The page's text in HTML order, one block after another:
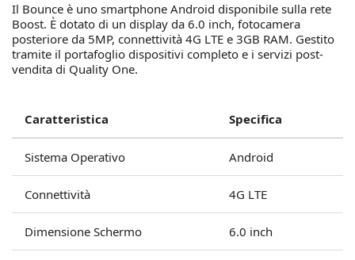
Il Bounce è uno smartphone Android disponibile sulla rete
Boost. È dotato di un display da 6.0 inch, fotocamera
posteriore da 5MP, connettività 4G LTE e 3GB RAM. Gestito
tramite il portafoglio dispositivi completo e i servizi post-
vendita di Quality One.
Caratteristica Specifica
Sistema Operativo Android
Connettività 4G LTE
Dimensione Schermo 6.0 inch